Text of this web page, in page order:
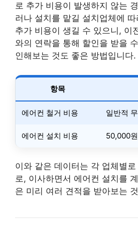
로 추가 비용이 발생하지 않는
러나 설치를 맡길 설치업체에
추가 비용이 생길 수 있으니, 이
와의 연락을 통해 할인을 받을
인해보는 것도 좋은 방법입니다.
항목
에어컨 철거 비용 일반적
에어컨 설치 비용 50,000
이와 같은 데이터는 각 업체별
로, 이사하면서 에어컨 설치를
은 미리 여러 견적을 받아보는